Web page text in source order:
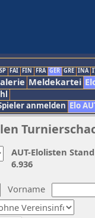
FAI FIN FRA GER GRE INA
Meldekartei
anmelden Elo
Vorname
AUT-Elolisten
6.936